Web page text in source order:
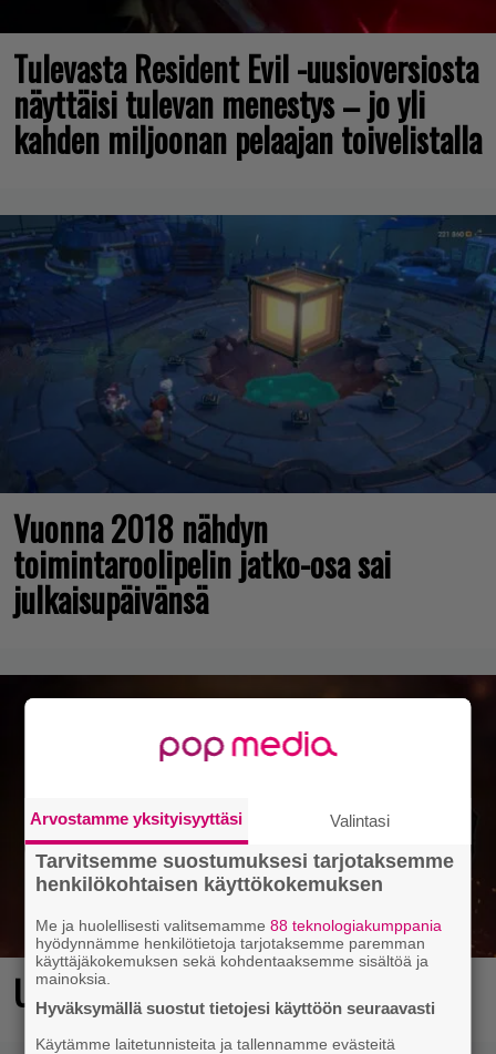
Tulevasta Resident Evil -uusioversiosta
näyttäisi tulevan menestys – jo yli
kahden miljoonan pelaajan toivelistalla
Vuonna 2018 nähdyn
toimintaroolipelin jatko-osa sai
julkaisupäivänsä
Ubisosoftin hittipeli saapui Steamiin
Arvostamme yksityisyyttäsi Valintasi
Tarvitsemme suostumuksesi tarjotaksemme
henkilökohtaisen käyttökokemuksen
Me ja huolellisesti valitsemamme88 teknologiakumppania
hyödynnämme henkilötietoja tarjotaksemme paremman
käyttäjäkokemuksen sekä kohdentaaksemme sisältöä ja
mainoksia.
Hyväksymällä suostut tietojesi käyttöön seuraavasti
Käytämme laitetunnisteita ja tallennamme evästeitä